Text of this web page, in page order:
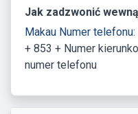
Jak zadzwonić
Makau Numer telefonu:
+ 853 + Numer
numer telefonu